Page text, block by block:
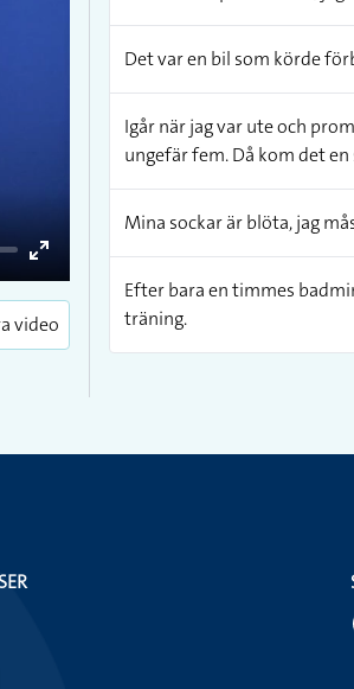
Enter
fullscreen
video
Det var en bil som körde
Igår när jag var ute och
ungefär fem. Då kom det
Mina sockar är blöta, jag
Efter bara en timmes
träning.